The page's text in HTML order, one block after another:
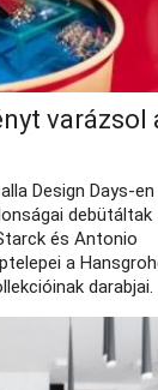
varázsol
Design Days-
debütáltak
és Antonio
a
darabjai.